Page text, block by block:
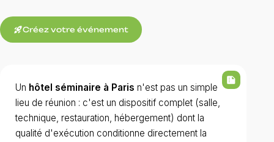
rocket_launchCréez votre événement
Un hôtel séminaire à Paris n'est pas un simple
lieu de réunion : c'est un dispositif complet (salle,
technique, restauration, hébergement) dont la
qualité d'exécution conditionne directement la
summarize